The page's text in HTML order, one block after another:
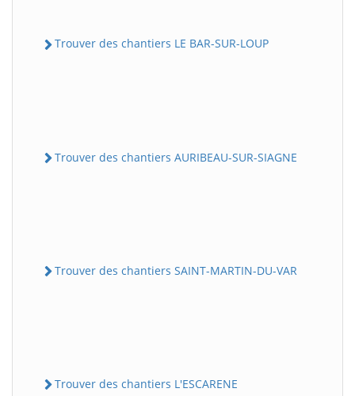
Trouver des chantiers LE BAR-SUR-LOUP
Trouver des chantiers AURIBEAU-SUR-SIAGNE
Trouver des chantiers SAINT-MARTIN-DU-VAR
Trouver des chantiers L'ESCARENE